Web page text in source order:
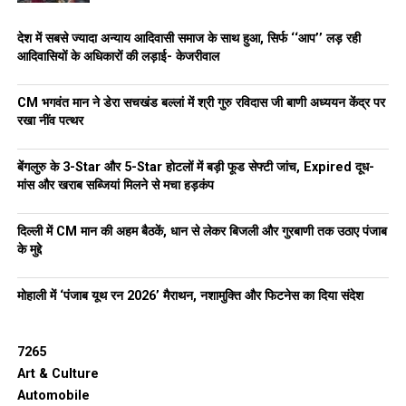
देश में सबसे ज्यादा अन्याय आदिवासी समाज के साथ हुआ, सिर्फ ‘‘आप’’ लड़ रही
आदिवासियों के अधिकारों की लड़ाई- केजरीवाल
CM भगवंत मान ने डेरा सचखंड बल्लां में श्री गुरु रविदास जी बाणी अध्ययन केंद्र पर
रखा नींव पत्थर
बेंगलुरु के 3-Star और 5-Star होटलों में बड़ी फूड सेफ्टी जांच, Expired दूध-
मांस और खराब सब्जियां मिलने से मचा हड़कंप
दिल्ली में CM मान की अहम बैठकें, धान से लेकर बिजली और गुरबाणी तक उठाए पंजाब
के मुद्दे
मोहाली में ‘पंजाब यूथ रन 2026’ मैराथन, नशामुक्ति और फिटनेस का दिया संदेश
7265
Art & Culture
Automobile